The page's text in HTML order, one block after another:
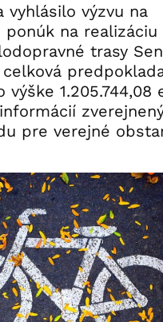
vyhlásilo výzvu na
na realizáciu
trasy
výške 1.205.744,08
pre verejné